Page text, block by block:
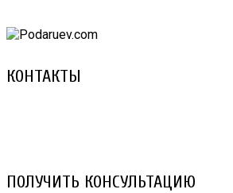
КОНТАКТЫ
ПОЛУЧИТЬ КОНСУЛЬТАЦИЮ